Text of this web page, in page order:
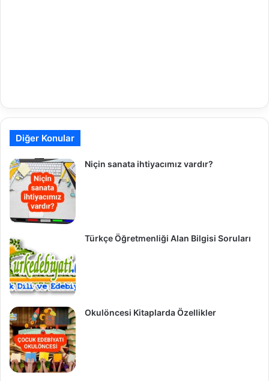
Diğer Konular
Niçin sanata ihtiyacımız vardır?
Türkçe Öğretmenliği Alan Bilgisi Soruları
Okulöncesi Kitaplarda Özellikler